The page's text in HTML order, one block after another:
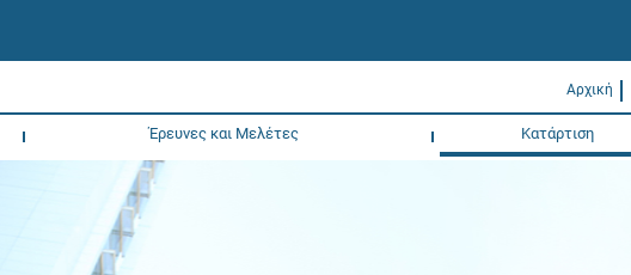
Αρχική
Έρευνες και Μελέτες Κατάρτιση